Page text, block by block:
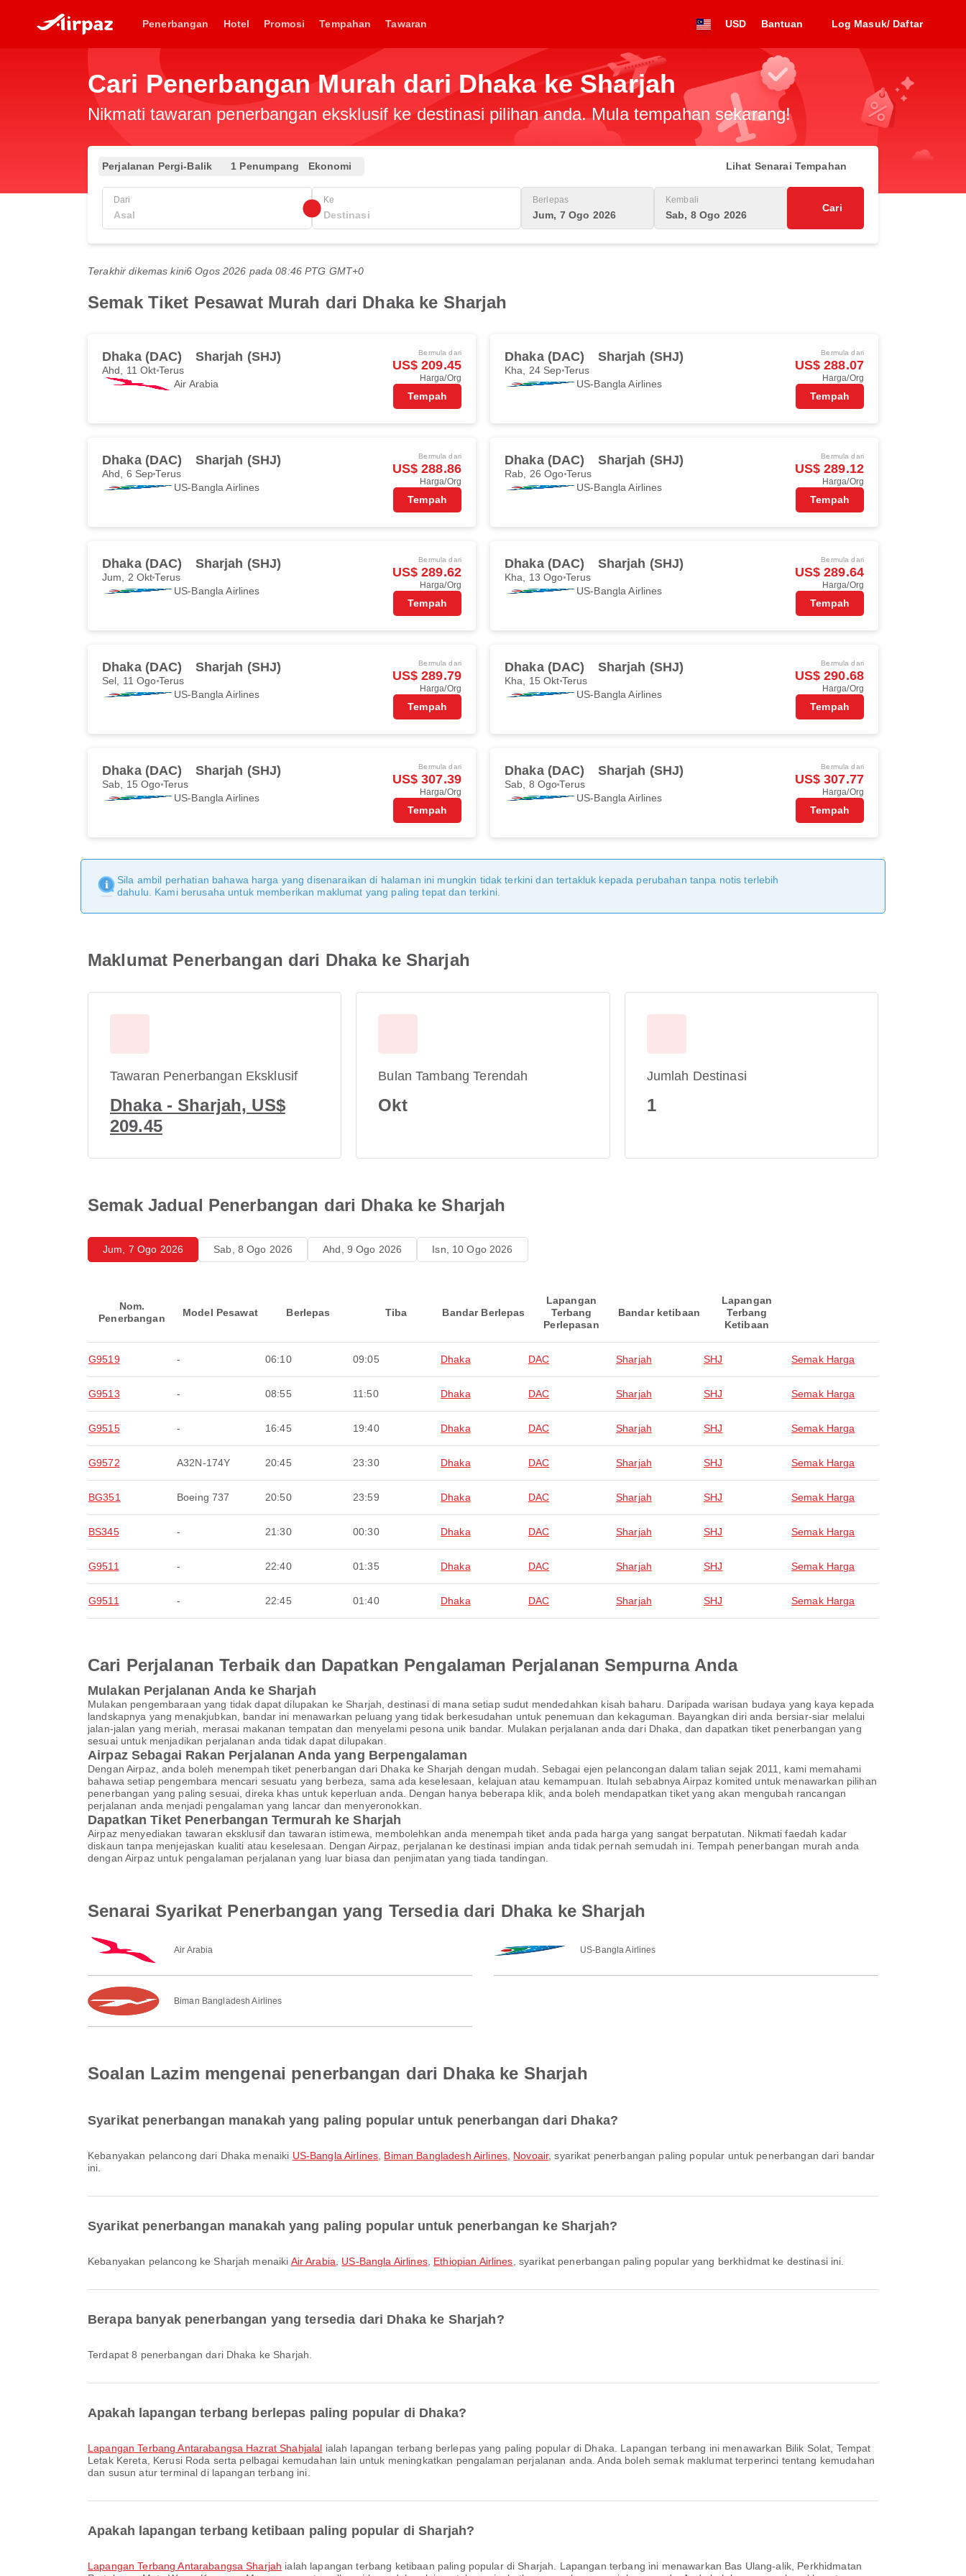
Penerbangan Hotel Promosi Tempahan Tawaran USD Bantuan Log Masuk/ Daftar
Cari Penerbangan Murah dari Dhaka ke Sharjah
Nikmati tawaran penerbangan eksklusif ke destinasi pilihan anda. Mula tempahan sekarang!
Perjalanan Pergi-Balik 1 Penumpang Ekonomi Lihat Senarai Tempahan
Dari Ke Berlepas
Jum, 7 Ogo 2026
Kembali
Sab, 8 Ogo 2026
Cari
Terakhir dikemas kini6 Ogos 2026 pada 08:46 PTG GMT+0
Semak Tiket Pesawat Murah dari Dhaka ke Sharjah
Dhaka (DAC) Sharjah (SHJ)
Ahd, 11 Okt Terus
Air Arabia
Bermula dari
US$ 209.45
Harga/Org
Tempah
Dhaka (DAC) Sharjah (SHJ)
Kha, 24 Sep Terus
US-Bangla Airlines
Bermula dari
US$ 288.07
Harga/Org
Tempah
Dhaka (DAC) Sharjah (SHJ)
Ahd, 6 SepTerus
US-Bangla Airlines
Bermula dari
US$ 288.86
Harga/Org
Tempah
Dhaka (DAC) Sharjah (SHJ)
Rab, 26 Ogo Terus
US-Bangla Airlines
Bermula dari
US$ 289.12
Harga/Org
Tempah
Dhaka (DAC) Sharjah (SHJ)
Jum, 2 OktTerus
US-Bangla Airlines
Bermula dari
US$ 289.62
Harga/Org
Tempah
Dhaka (DAC) Sharjah (SHJ)
Kha, 13 Ogo Terus
US-Bangla Airlines
Bermula dari
US$ 289.64
Harga/Org
Tempah
Dhaka (DAC) Sharjah (SHJ)
Sel, 11 Ogo Terus
US-Bangla Airlines
Bermula dari
US$ 289.79
Harga/Org
Tempah
Dhaka (DAC) Sharjah (SHJ)
Kha, 15 Okt Terus
US-Bangla Airlines
Bermula dari
US$ 290.68
Harga/Org
Tempah
Dhaka (DAC) Sharjah (SHJ)
Sab, 15 Ogo Terus
US-Bangla Airlines
Bermula dari
US$ 307.39
Harga/Org
Tempah
Dhaka (DAC) Sharjah (SHJ)
Sab, 8 OgoTerus
US-Bangla Airlines
Bermula dari
US$ 307.77
Harga/Org
Tempah
Sila ambil perhatian bahawa harga yang disenaraikan di halaman ini mungkin tidak terkini dan tertakluk kepada perubahan tanpa notis terlebih
dahulu. Kami berusaha untuk memberikan maklumat yang paling tepat dan terkini.
Maklumat Penerbangan dari Dhaka ke Sharjah
Tawaran Penerbangan Eksklusif
Dhaka - Sharjah, US$
209.45
Bulan Tambang Terendah
Okt
Jumlah Destinasi
1
Semak Jadual Penerbangan dari Dhaka ke Sharjah
Jum, 7 Ogo 2026 Sab, 8 Ogo 2026 Ahd, 9 Ogo 2026 Isn, 10 Ogo 2026
Nom.
Penerbangan
Model Pesawat Berlepas Tiba Bandar Berlepas
Lapangan
Terbang
Perlepasan
Bandar ketibaan
Lapangan
Terbang
Ketibaan
G9519 - 06:10 09:05 Dhaka DAC Sharjah SHJ Semak Harga
G9513 - 08:55 11:50 Dhaka DAC Sharjah SHJ Semak Harga
G9515 - 16:45 19:40 Dhaka DAC Sharjah SHJ Semak Harga
G9572 A32N-174Y 20:45 23:30 Dhaka DAC Sharjah SHJ Semak Harga
BG351 Boeing 737 20:50 23:59 Dhaka DAC Sharjah SHJ Semak Harga
BS345 - 21:30 00:30 Dhaka DAC Sharjah SHJ Semak Harga
G9511 - 22:40 01:35 Dhaka DAC Sharjah SHJ Semak Harga
G9511 - 22:45 01:40 Dhaka DAC Sharjah SHJ Semak Harga
Cari Perjalanan Terbaik dan Dapatkan Pengalaman Perjalanan Sempurna Anda
Mulakan Perjalanan Anda ke Sharjah
Mulakan pengembaraan yang tidak dapat dilupakan ke Sharjah, destinasi di mana setiap sudut mendedahkan kisah baharu. Daripada warisan budaya yang kaya kepada
landskapnya yang menakjubkan, bandar ini menawarkan peluang yang tidak berkesudahan untuk penemuan dan kekaguman. Bayangkan diri anda bersiar-siar melalui
jalan-jalan yang meriah, merasai makanan tempatan dan menyelami pesona unik bandar. Mulakan perjalanan anda dari Dhaka, dan dapatkan tiket penerbangan yang
sesuai untuk menjadikan perjalanan anda tidak dapat dilupakan.
Airpaz Sebagai Rakan Perjalanan Anda yang Berpengalaman
Dengan Airpaz, anda boleh menempah tiket penerbangan dari Dhaka ke Sharjah dengan mudah. Sebagai ejen pelancongan dalam talian sejak 2011, kami memahami
bahawa setiap pengembara mencari sesuatu yang berbeza, sama ada keselesaan, kelajuan atau kemampuan. Itulah sebabnya Airpaz komited untuk menawarkan pilihan
penerbangan yang paling sesuai, direka khas untuk keperluan anda. Dengan hanya beberapa klik, anda boleh mendapatkan tiket yang akan mengubah rancangan
perjalanan anda menjadi pengalaman yang lancar dan menyeronokkan.
Dapatkan Tiket Penerbangan Termurah ke Sharjah
Airpaz menyediakan tawaran eksklusif dan tawaran istimewa, membolehkan anda menempah tiket anda pada harga yang sangat berpatutan. Nikmati faedah kadar
diskaun tanpa menjejaskan kualiti atau keselesaan. Dengan Airpaz, perjalanan ke destinasi impian anda tidak pernah semudah ini. Tempah penerbangan murah anda
dengan Airpaz untuk pengalaman perjalanan yang luar biasa dan penjimatan yang tiada tandingan.
Senarai Syarikat Penerbangan yang Tersedia dari Dhaka ke Sharjah
Air Arabia US-Bangla Airlines
Biman Bangladesh Airlines
Soalan Lazim mengenai penerbangan dari Dhaka ke Sharjah
Syarikat penerbangan manakah yang paling popular untuk penerbangan dari Dhaka?
Kebanyakan pelancong dari Dhaka menaiki US-Bangla Airlines Biman Bangladesh Airlines, Novoair, syarikat penerbangan paling popular untuk penerbangan dari bandar
ini.
Syarikat penerbangan manakah yang paling popular untuk penerbangan ke Sharjah?
Kebanyakan pelancong ke Sharjah menaiki Air Arabia US-Bangla Airlines, Ethiopian Airlines , syarikat penerbangan paling popular yang berkhidmat ke destinasi ini.
Berapa banyak penerbangan yang tersedia dari Dhaka ke Sharjah?
Terdapat 8 penerbangan dari Dhaka ke Sharjah.
Apakah lapangan terbang berlepas paling popular di Dhaka?
Lapangan Terbang Antarabangsa Hazrat Shahjalal ialah lapangan terbang berlepas yang paling popular di Dhaka. Lapangan terbang ini menawarkan Bilik Solat, Tempat
Letak Kereta, Kerusi Roda serta pelbagai kemudahan lain untuk meningkatkan pengalaman perjalanan anda. Anda boleh semak maklumat terperinci tentang kemudahan
dan susun atur terminal di lapangan terbang ini.
Apakah lapangan terbang ketibaan paling popular di Sharjah?
Lapangan Terbang Antarabangsa Sharjah ialah lapangan terbang ketibaan paling popular di Sharjah. Lapangan terbang ini menawarkan Bas Ulang-alik, Perkhidmatan